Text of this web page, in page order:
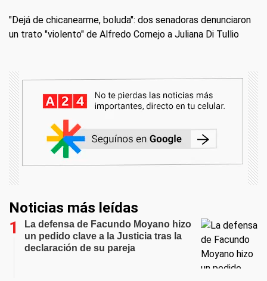
"Dejá de chicanearme, boluda": dos senadoras denunciaron
un trato "violento" de Alfredo Cornejo a Juliana Di Tullio
Noticias más leídas
La defensa de Facundo Moyano hizo
un pedido clave a la Justicia tras la
declaración de su pareja